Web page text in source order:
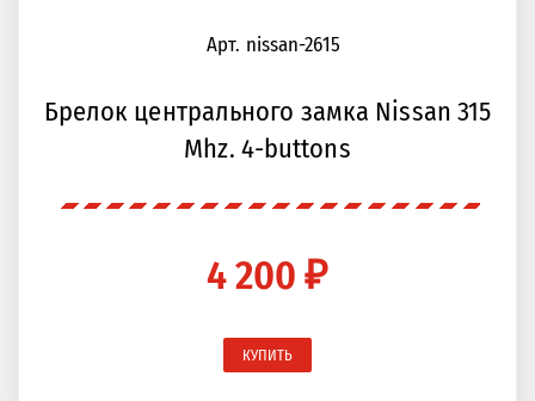
Арт. nissan-2615
Брелок центрального замка Nissan 315
Mhz. 4-buttons
4 200 ₽
КУПИТЬ